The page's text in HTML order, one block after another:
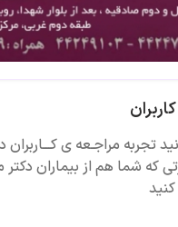
تجربه مراجـعه ی
که شما هم از بیماران